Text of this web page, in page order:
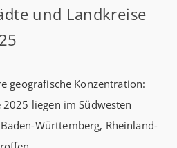
und Landkreise
geografische Konzentration:
liegen im Südwesten
Württemberg, Rheinland-